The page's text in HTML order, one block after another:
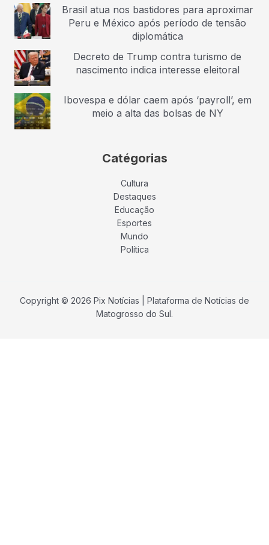
Brasil atua nos bastidores para aproximar
Peru e México após período de tensão
diplomática
Decreto de Trump contra turismo de
nascimento indica interesse eleitoral
Ibovespa e dólar caem após ‘payroll’, em
meio a alta das bolsas de NY
Catégorias
Cultura
Destaques
Educação
Esportes
Mundo
Política
Copyright © 2026 Pix Notícias | Plataforma de Notícias de
Matogrosso do Sul.